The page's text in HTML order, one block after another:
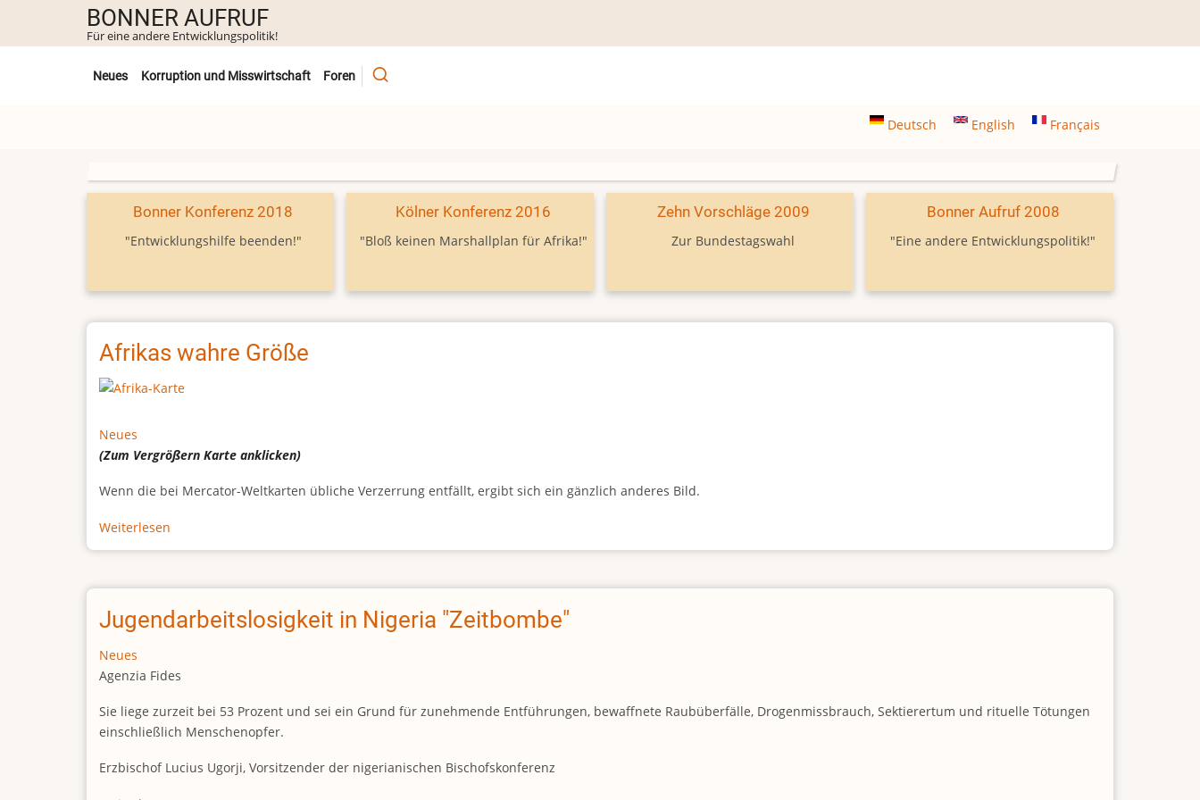
Inhalt
BONNER AUFRUF
Für eine andere Entwicklungspolitik!
Untermenü
Neues Korruption und Misswirtschaft Foren
Deutsch English Français
Bonner Konferenz 2018
"Entwicklungshilfe beenden!"
Kölner Konferenz 2016
"Bloß keinen Marshallplan für Afrika!"
Zehn Vorschläge 2009
Zur Bundestagswahl
Bonner Aufruf 2008
"Eine andere Entwicklungspolitik!"
Afrikas wahre Größe
Neues
(Zum VergrößernKarte anklicken)
Wenn die bei Mercator-Weltkarten übliche Verzerrung entfällt, ergibt sich ein gänzlich anderes Bild.
Weiterlesen
Afrikas
Größe
Jugendarbeitslosigkeit in Nigeria "Zeitbombe"
Neues
Agenzia Fides
Sie liege zurzeit bei 53 Prozent und sei ein Grund für zunehmende Entführungen, bewaffnete Raubüberfälle, Drogenmissbrauch, Sektierertum und rituelle Tötungen
einschließlich Menschenopfer.
Erzbischof Lucius Ugorji, Vorsitzender der nigerianischen Bischofskonferenz